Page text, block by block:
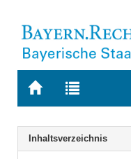
Zur
BAYERN.RECHT
Zur
letzten
Suche
Navigation
Inhaltsverzeichnis